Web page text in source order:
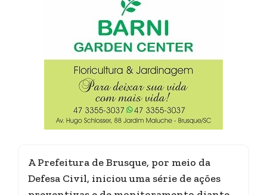
A Prefeitura de Brusque, por meio da
Defesa Civil, iniciou uma série de ações